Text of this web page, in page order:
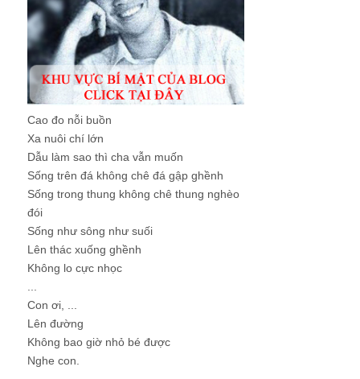
Cao đo nỗi buồn
Xa nuôi chí lớn
Dẫu làm sao thì cha vẫn muốn
Sống trên đá không chê đá gập ghềnh
Sống trong thung không chê thung nghèo
đói
Sống như sông như suối
Lên thác xuống ghềnh
Không lo cực nhọc
Con ơi, ...
Lên đường
Không bao giờ nhỏ bé được
Nghe con.